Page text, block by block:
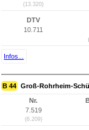
(13.320)
DTV
10.711
Infos...
B 44 Groß-Rohrheim-
Nr.
7.519
(6.209)